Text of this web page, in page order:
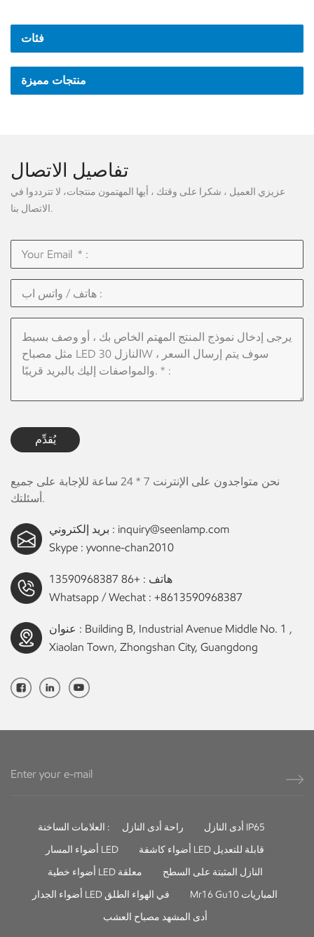
فئات
منتجات مميزة
تفاصيل الاتصال
عزيزي العميل ، شكرا على وقتك ، أيها المهتمون منتجات، لا تترددوا في
الاتصال بنا.
يُقدِّم
نحن متواجدون على الإنترنت 7 * 24 ساعة للإجابة على جميع
أسئلتك.
بريد إلكتروني : inquiry@seenlamp.com
Skype : yvonne-chan2010
هاتف :+86 13590968387
Whatsapp / Wechat : +8613590968387
عنوان : Building B, Industrial Avenue Middle No. 1 ,
Xiaolan Town, Zhongshan City, Guangdong
العلامات الساخنة : راحة أدى النازل
أدى النازل IP65
أضواء المسار LED
أضواء كاشفة LED قابلة للتعديل
أضواء خطية LED معلقة
النازل المثبتة على السطح
أضواء الجدار LED في الهواء الطلق
Mr16 Gu10 المباريات
أدى المشهد مصباح العشب